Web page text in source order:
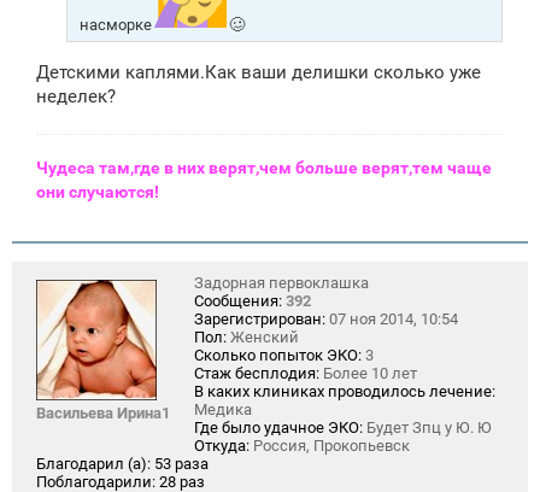
насморке 🥴
Детскими каплями.Как ваши делишки сколько уже
неделек?
Чудеса там,где в них верят,чем больше верят,тем чаще
они случаются!
Васильева Ирина1
Задорная первоклашка
Сообщения: 392
Зарегистрирован: 07 ноя 2014, 10:54
Пол: Женский
Сколько попыток ЭКО: 3
Стаж бесплодия: Более 10 лет
В каких клиниках проводилось лечение:
Медика
Где было удачное ЭКО: Будет Зпц у Ю. Ю
Откуда: Россия, Прокопьевск
Благодарил (а): 53 раза
Поблагодарили: 28 раз